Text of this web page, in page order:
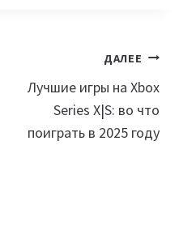
ДАЛЕЕ
Лучшие игры на Xbox
Series X|S: во что
поиграть в 2025 году